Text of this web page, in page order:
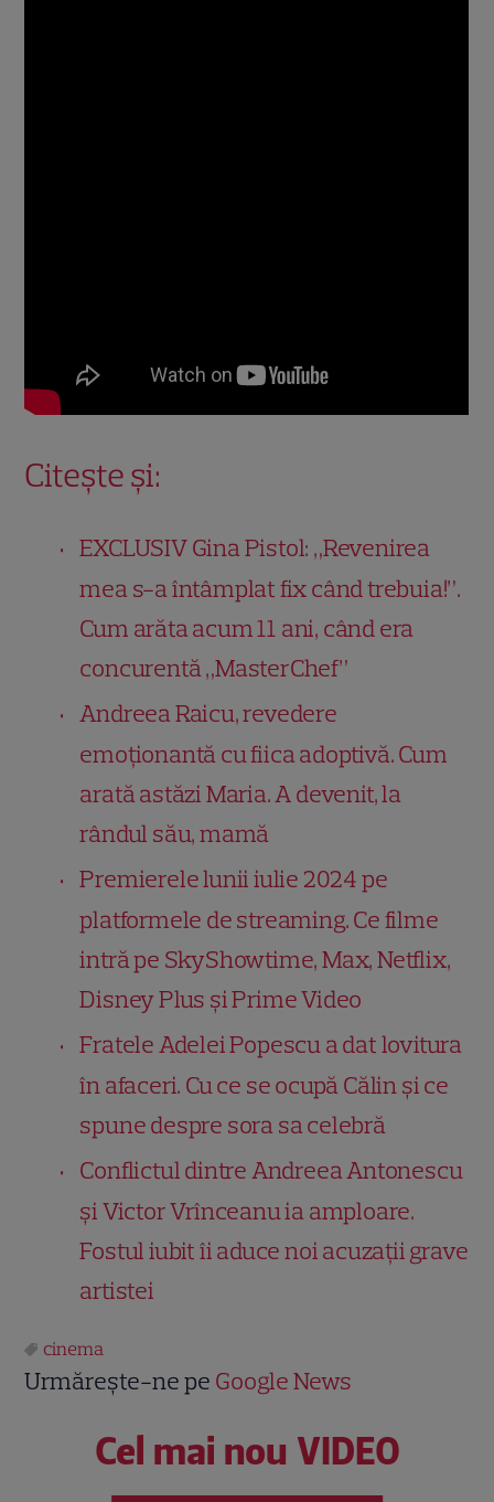
Citește și:
EXCLUSIV Gina Pistol: „Revenirea
mea s-a întâmplat fix când trebuia!”.
Cum arăta acum 11 ani, când era
concurentă „MasterChef”
Andreea Raicu, revedere
emoționantă cu fiica adoptivă. Cum
arată astăzi Maria. A devenit, la
rândul său, mamă
Premierele lunii iulie 2024 pe
platformele de streaming. Ce filme
intră pe SkyShowtime, Max, Netflix,
Disney Plus și Prime Video
Fratele Adelei Popescu a dat lovitura
în afaceri. Cu ce se ocupă Călin și ce
spune despre sora sa celebră
Conflictul dintre Andreea Antonescu
și Victor Vrînceanu ia amploare.
Fostul iubit îi aduce noi acuzații grave
artistei
cinema
Urmărește-ne pe Google News
Cel mai nou VIDEO